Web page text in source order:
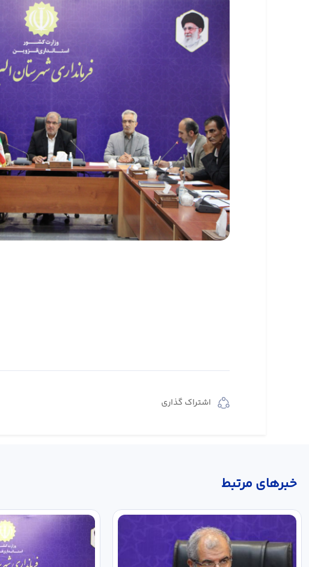
اشتراک گذاری
خبر‌های مرتبط